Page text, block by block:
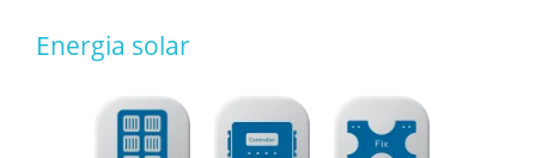
Energia solar